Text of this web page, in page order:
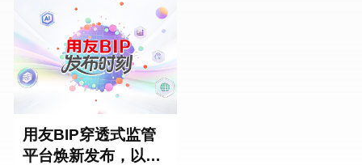
用友BIP穿透式监管
平台焕新发布，以智